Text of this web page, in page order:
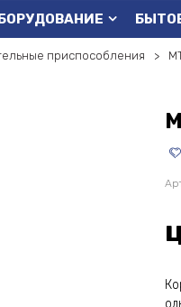
приспособления